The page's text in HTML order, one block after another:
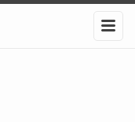
メニ